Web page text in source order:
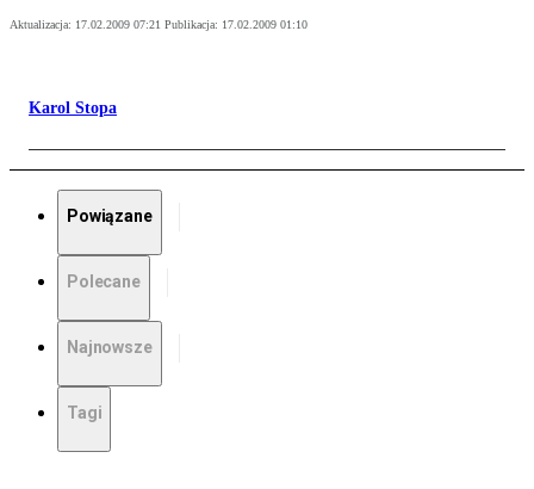
Aktualizacja: 17.02.2009 07:21 Publikacja: 17.02.2009 01:10
Karol Stopa
Powiązane
Polecane
Najnowsze
Tagi